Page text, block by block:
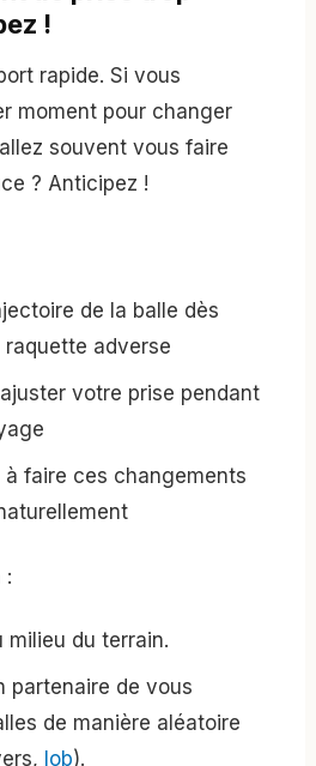
!
rapide. Si vous
moment pour changer
souvent vous faire
? Anticipez !
de la balle dès
raquette adverse
votre prise pendant
à faire ces changements
:
milieu du terrain.
partenaire de vous
de manière aléatoire
lob).